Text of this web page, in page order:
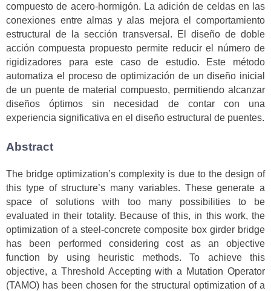
compuesto de acero-hormigón. La adición de celdas en las
conexiones entre almas y alas mejora el comportamiento
estructural de la sección transversal. El diseño de doble
acción compuesta propuesto permite reducir el número de
rigidizadores para este caso de estudio. Este método
automatiza el proceso de optimización de un diseño inicial
de un puente de material compuesto, permitiendo alcanzar
diseños óptimos sin necesidad de contar con una
experiencia significativa en el diseño estructural de puentes.
Abstract
The bridge optimization’s complexity is due to the design of
this type of structure’s many variables. These generate a
space of solutions with too many possibilities to be
evaluated in their totality. Because of this, in this work, the
optimization of a steel-concrete composite box girder bridge
has been performed considering cost as an objective
function by using heuristic methods. To achieve this
objective, a Threshold Accepting with a Mutation Operator
(TAMO) has been chosen for the structural optimization of a